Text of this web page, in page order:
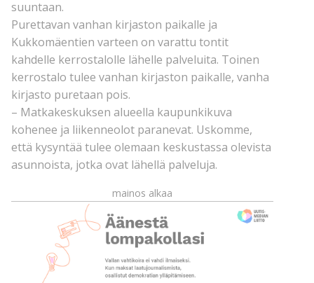
suuntaan.
Purettavan vanhan kirjaston paikalle ja
Kukkomäentien varteen on varattu tontit
kahdelle kerrostalolle lähelle palveluita. Toinen
kerrostalo tulee vanhan kirjaston paikalle, vanha
kirjasto puretaan pois.
– Matkakeskuksen alueella kaupunkikuva
kohenee ja liikenneolot paranevat. Uskomme,
että kysyntää tulee olemaan keskustassa olevista
asunnoista, jotka ovat lähellä palveluja.
mainos alkaa